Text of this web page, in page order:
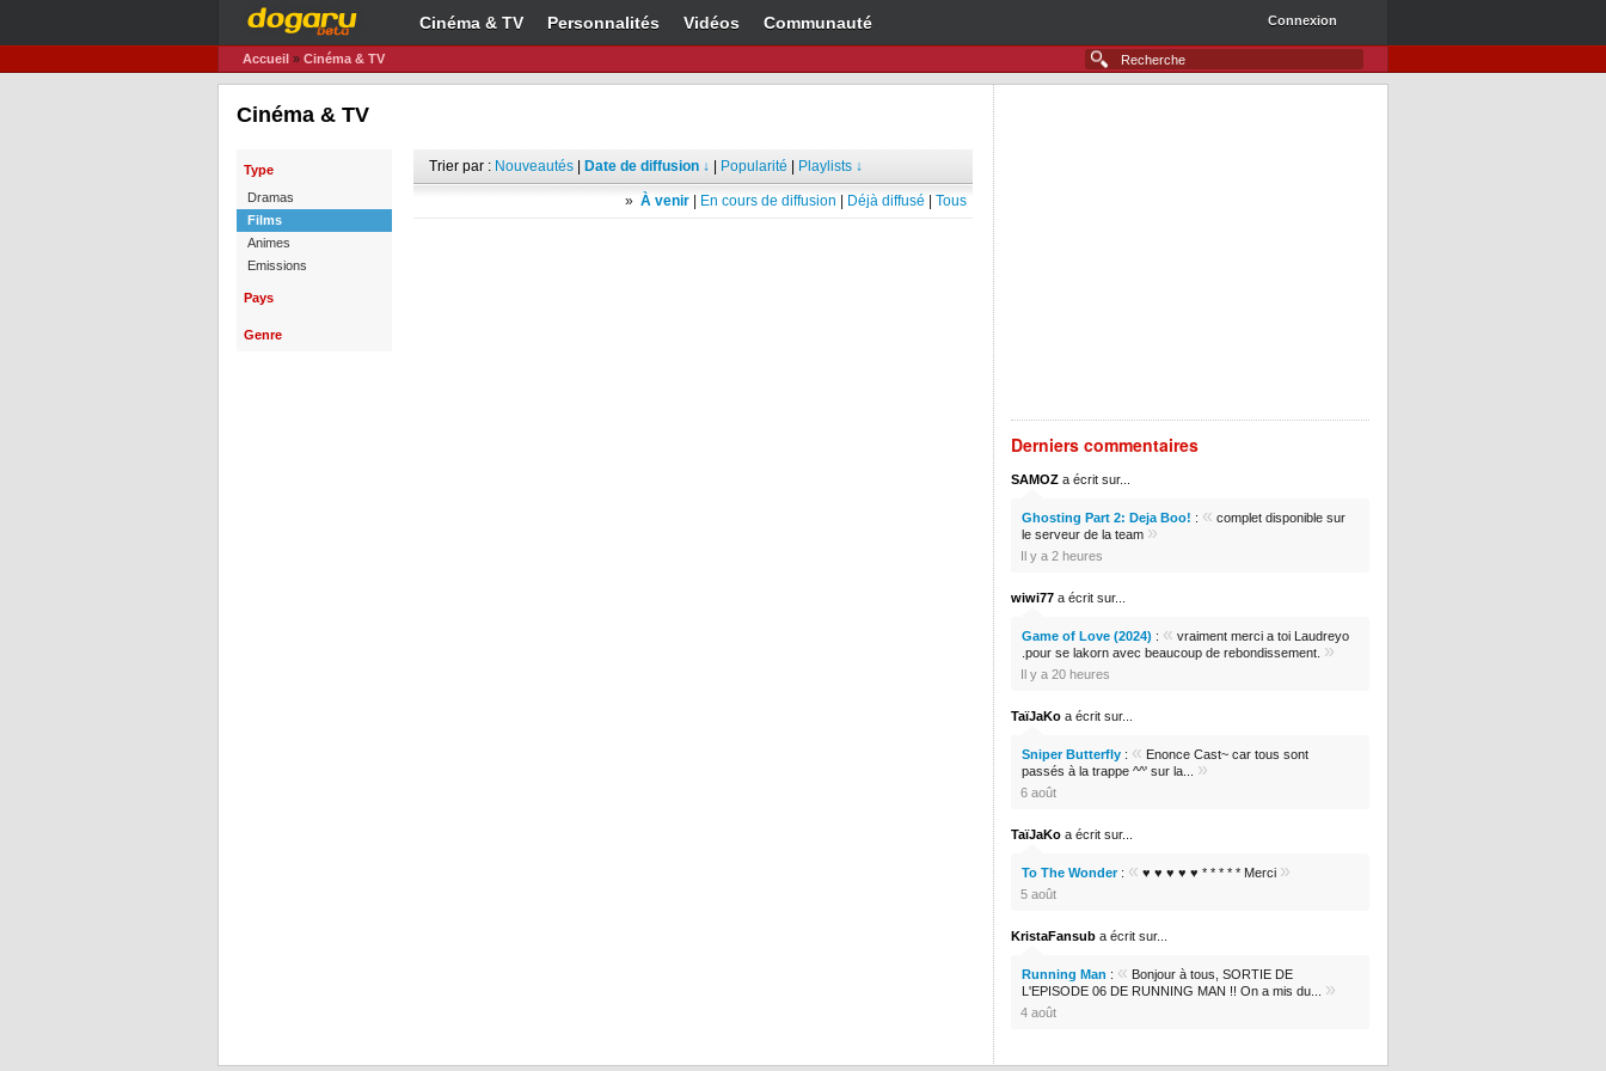
Cinéma & TV Personnalités Vidéos Communauté Connexion
Accueil » Cinéma & TV
Cinéma & TV
Type
Dramas
Films
Animes
Emissions
Pays
Genre
Trier par : Nouveautés Date de diffusion ↓ Popularité Playlists ↓
» À venir En cours de diffusion Déjà diffusé Tous
Derniers commentaires
SAMOZ a écrit sur...
Ghosting Part 2: Deja Boo! : « complet disponible sur
le serveur de la team »
Il y a 2 heures
wiwi77 a écrit sur...
Game of Love (2024) : « vraiment merci a toi Laudreyo
.pour se lakorn avec beaucoup de rebondissement. »
Il y a 20 heures
TaïJaKo a écrit sur...
Sniper Butterfly : « Enonce Cast~ car tous sont
passés à la trappe ^^' sur la... »
6 août
TaïJaKo a écrit sur...
To The Wonder: « ♥ ♥ ♥ ♥ ♥ * * * * * Merci »
5 août
KristaFansub a écrit sur...
Running Man : « Bonjour à tous, SORTIE DE
L'EPISODE 06 DE RUNNING MAN !! On a mis du... »
4 août